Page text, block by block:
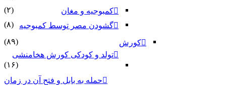
کمبوجیه و مغان
(۲)
گشودن مصر توسط کمبوجیه
(۸)
کورش
(۸۹)
تولد و کودکی کورش هخامنشی
(۱۶)
حمله به بابل و فتح آن در زمان